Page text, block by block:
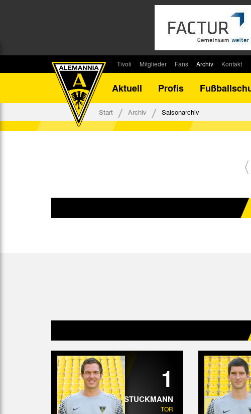
Tivoli
Stadionsprecher
Stadiongaststätte Klömpchensklub
Mitglieder
Kontakt
Fans
Fanbeirat
Fan-Klubs
Archiv
Bilanz DFB-Pokal
Kontakt
Aktuell
Profis
Start Archiv Saisonarchiv
1
STUCKMANN
TOR